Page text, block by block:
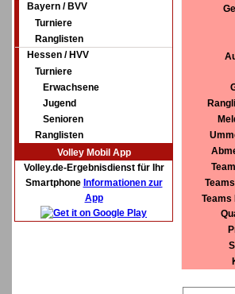
Bayern / BVV
Turniere
Ranglisten
Hessen / HVV
Turniere
Erwachsene
Jugend
Senioren
Ranglisten
Volley Mobil App
Volley.de-Ergebnisdienst für Ihr
Smartphone Informationen zur
App
Teams